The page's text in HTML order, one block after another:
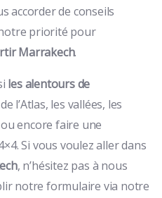
accorder de conseils
priorité pour
Marrakech.
les alentours de
l’Atlas, les vallées, les
encore faire une
Si vous voulez aller dans
, n’hésitez pas à nous
notre formulaire via notre